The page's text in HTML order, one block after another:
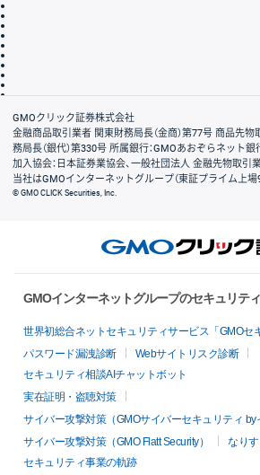
会社案内
GMOクリック証券株式会社
金融商品取引業者 関東財務局長（金商）第77号 商品先
務局長（銀代）第330号 所属銀行：GMOあおぞらネット
加入協会：日本証券業協会、一般社団法人 金融先物取引
当社はGMOインターネットグループ（東証プライム上場
© GMO CLICK Securities, Inc.
GMOインターネットグループのセキュリテ
世界初総合ネットセキュリティサービス「GMOセ
パスワード漏洩診断
Webサイトリスク診断
セキュリティ相談AIチャットボット
実在証明・盗聴対策
サイバー攻撃対策（GMOサイバーセキュリティ by
サイバー攻撃対策（GMO Flatt Security）
なり
セキュリティ事業の軌跡